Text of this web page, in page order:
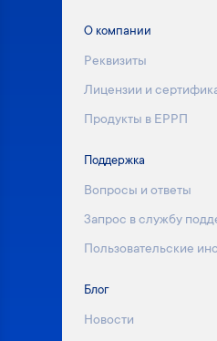
О компании
Реквизиты
Лицензии и
Продукты в ЕРРП
Поддержка
Вопросы и ответы
Запрос в службу
Пользовательские
Блог
Новости